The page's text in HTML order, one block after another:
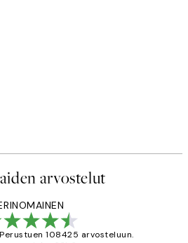
arvostelut
Perustuen 108425 arvosteluun.